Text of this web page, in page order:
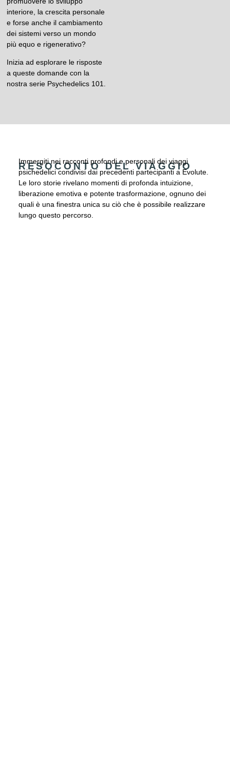
interiore, la crescita personale
e forse anche il cambiamento
dei sistemi verso un mondo
più equo e rigenerativo?
Inizia ad esplorare le risposte
a queste domande con la
nostra serie Psychedelics 101.
RESOCONTO DEL VIAGGIO
Immergiti nei racconti profondi e personali dei viaggi
psichedelici condivisi dai precedenti partecipanti a Evolute.
Le loro storie rivelano momenti di profonda intuizione,
liberazione emotiva e potente trasformazione, ognuno dei
quali è una finestra unica su ciò che è possibile realizzare
lungo questo percorso.